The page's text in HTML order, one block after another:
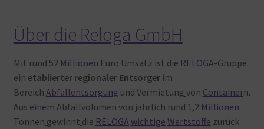
Über die Reloga GmbH
Mit rund 52 Millionen Euro Umsatz ist die RELOGA-Gruppe
ein etablierter regionaler Entsorger im
Bereich Abfallentsorgung und Vermietung von Containern.
Aus einem Abfallvolumen von jährlich rund 1,2 Millionen
Tonnen gewinnt die RELOGA wichtige Wertstoffe zurück.